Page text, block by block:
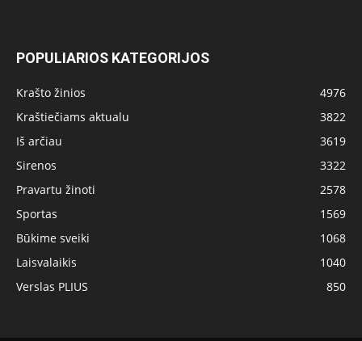
POPULIARIOS KATEGORIJOS
Krašto žinios
4976
Kraštiečiams aktualu
3822
Iš arčiau
3619
Sirenos
3322
Pravartu žinoti
2578
Sportas
1569
Būkime sveiki
1068
Laisvalaikis
1040
Verslas PLIUS
850